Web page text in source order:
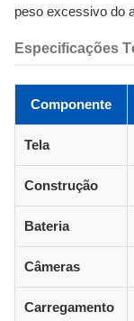
peso excessivo do
Especificações
Componente
Tela
Construção
Bateria
Câmeras
Carregamento